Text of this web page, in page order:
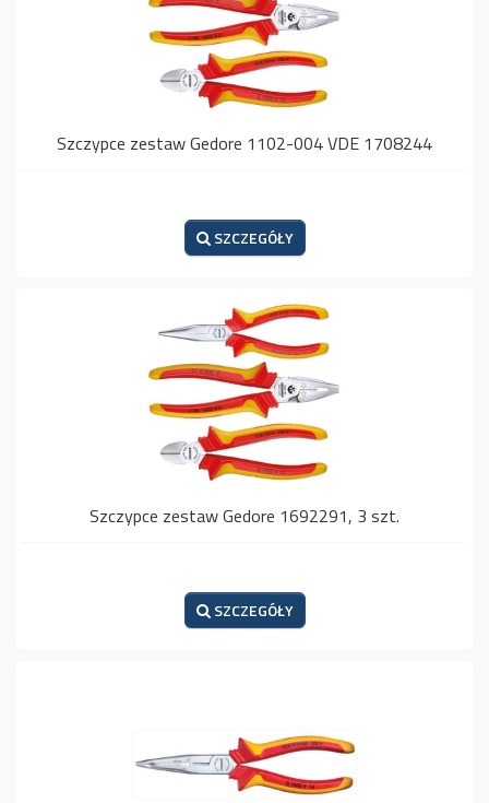
Szczypce zestaw Gedore 1102-004 VDE 1708244
SZCZEGÓŁY
Szczypce zestaw Gedore 1692291, 3 szt.
SZCZEGÓŁY